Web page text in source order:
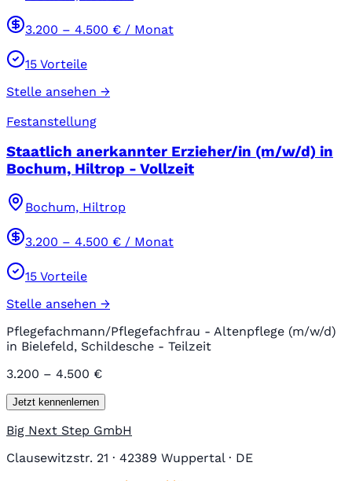
3.200 – 4.500 € / Monat
15 Vorteile
Stelle ansehen →
Festanstellung
Staatlich anerkannter Erzieher/in (m/w/d) in
Bochum, Hiltrop - Vollzeit
Bochum, Hiltrop
3.200 – 4.500 € / Monat
15 Vorteile
Stelle ansehen →
Pflegefachmann/Pflegefachfrau - Altenpflege (m/w/d)
in Bielefeld, Schildesche - Teilzeit
3.200 – 4.500 €
Jetzt kennenlernen
Big Next Step GmbH
Clausewitzstr. 21 · 42389 Wuppertal · DE